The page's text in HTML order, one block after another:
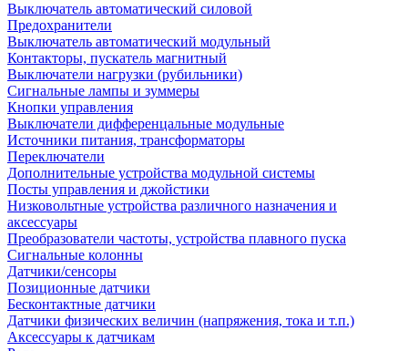
Выключатель автоматический силовой
Предохранители
Выключатель автоматический модульный
Контакторы, пускатель магнитный
Выключатели нагрузки (рубильники)
Сигнальные лампы и зуммеры
Кнопки управления
Выключатели дифференцальные модульные
Источники питания, трансформаторы
Переключатели
Дополнительные устройства модульной системы
Посты управления и джойстики
Низковольтные устройства различного назначения и
аксессуары
Преобразователи частоты, устройства плавного пуска
Сигнальные колонны
Датчики/сенсоры
Позиционные датчики
Бесконтактные датчики
Датчики физических величин (напряжения, тока и т.п.)
Аксессуары к датчикам